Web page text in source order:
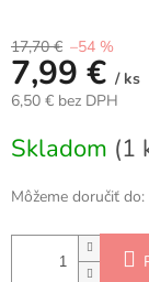
17,70 € –54 %
7,99 € / ks
6,50 € bez DPH
cena:
Skladom (1
Môžeme doručiť do: